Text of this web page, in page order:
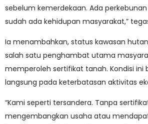
sebelum kemerdekaan. Ada
sudah ada kehidupan masyarakat,”
Ia menambahkan, status kawasan
salah satu penghambat utama
memperoleh sertifikat tanah. Kondisi ini
langsung pada keterbatasan aktivitas
“Kami seperti tersandera. Tanpa
mengembangkan usaha atau